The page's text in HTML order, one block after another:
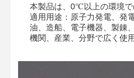
本製品は、0℃以上の環境で
適用用途：原子力発電、発
油、造船、電子機器、製錬
機関、産業、分野で広く使